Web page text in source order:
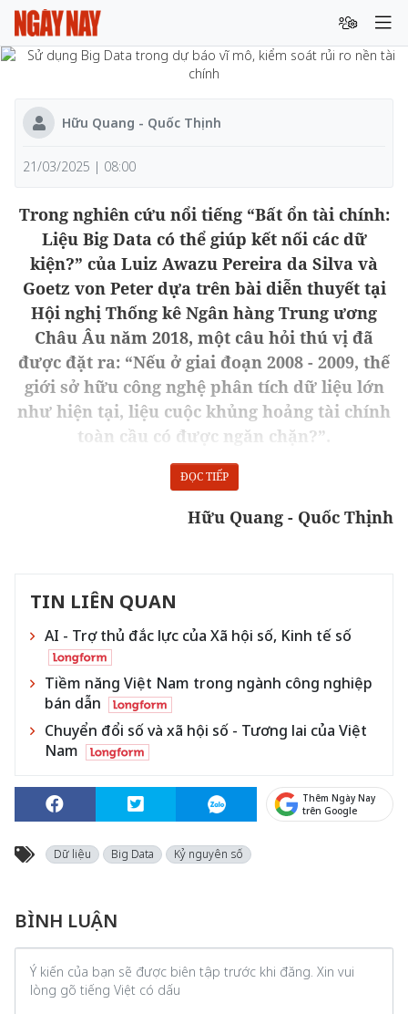
Hữu Quang - Quốc Thịnh
21/03/2025 | 08:00
Trong nghiên cứu nổi tiếng “Bất ổn tài chính:
Liệu Big Data có thể giúp kết nối các dữ
kiện?” của Luiz Awazu Pereira da Silva và
Goetz von Peter dựa trên bài diễn thuyết tại
Hội nghị Thống kê Ngân hàng Trung ương
Châu Âu năm 2018, một câu hỏi thú vị đã
được đặt ra: “Nếu ở giai đoạn 2008 - 2009, thế
giới sở hữu công nghệ phân tích dữ liệu lớn
như hiện tại, liệu cuộc khủng hoảng tài chính
toàn cầu có được ngăn chặn?”.
ĐỌC TIẾP
Hữu Quang - Quốc Thịnh
TIN LIÊN QUAN
AI - Trợ thủ đắc lực của Xã hội số, Kinh tế số
Tiềm năng Việt Nam trong ngành công nghiệp
bán dẫn
Chuyển đổi số và xã hội số - Tương lai của Việt
Nam
Thêm Ngày Nay
trên Google
Dữ liệu Big Data Kỷ nguyên số
BÌNH LUẬN